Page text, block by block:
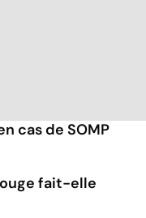
cas de SOMP
fait-elle